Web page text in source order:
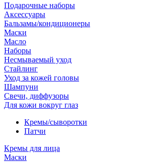
Подарочные наборы
Аксессуары
Бальзамы/кондиционеры
Маски
Масло
Наборы
Несмываемый уход
Стайлинг
Уход за кожей головы
Шампуни
Свечи, диффузоры
Для кожи вокруг глаз
Кремы/сыворотки
Патчи
Кремы для лица
Маски